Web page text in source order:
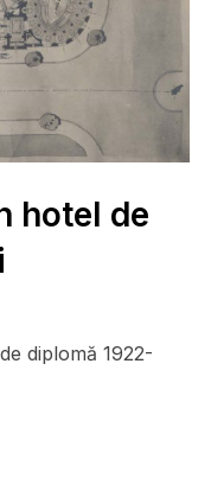
hotel de
diplomă 1922-